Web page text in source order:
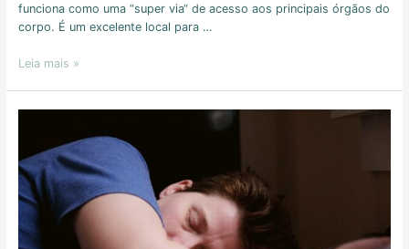
funciona como uma “super via“ de acesso aos principais órgãos do
corpo. É um excelente local para …
Leia mais »